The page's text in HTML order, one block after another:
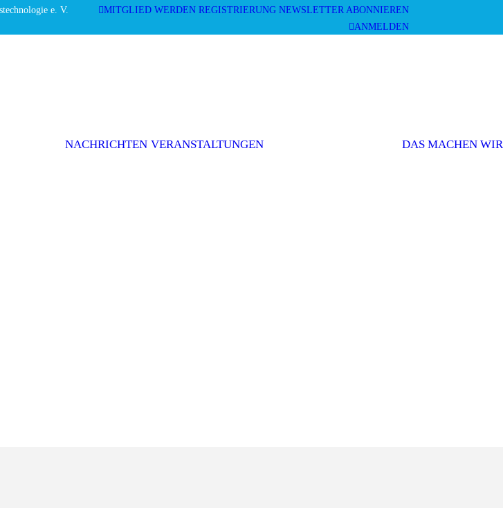
e. V. MITGLIED WERDEN REGISTRIERUNG NEWSLETTER ABONNIEREN
ANMELDEN
NACHRICHTEN VERANSTALTUNGEN DAS MACHEN WIR